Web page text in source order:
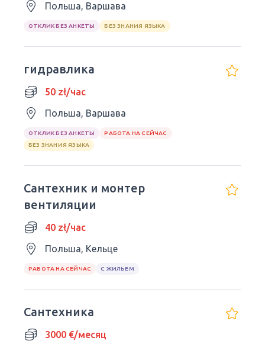
Польша, Варшава
ОТКЛИК БЕЗ АНКЕТЫ БЕЗ ЗНАНИЯ ЯЗЫКА
гидравлика
50 zł/час
Польша, Варшава
ОТКЛИК БЕЗ АНКЕТЫ
РАБОТА НА СЕЙЧАС
БЕЗ ЗНАНИЯ ЯЗЫКА
Сантехник и монтер
вентиляции
40 zł/час
Польша, Кельце
РАБОТА НА СЕЙЧАС С ЖИЛЬЕМ
Сантехника
3000 €/месяц